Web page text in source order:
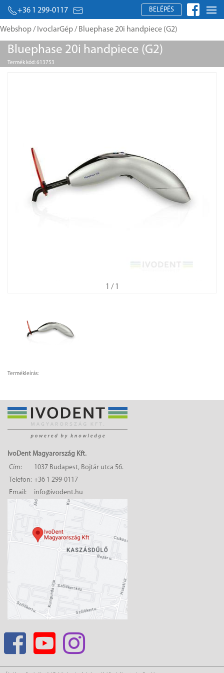
+36 1 299-0117 BELÉPÉS
Webshop/ IvoclarGép/ Bluephase 20i handpiece (G2)
Bluephase 20i handpiece (G2)
Termék kód: 613753
1 / 1
Termékleírás:
IvoDent Magyarország Kft.
Cím:
1037 Budapest, Bojtár utca 56.
Telefon: +36 1 299-0117
Email:
info@ivodent.hu